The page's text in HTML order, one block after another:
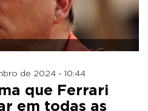
de 2024 - 10:44
que Ferrari
em todas as